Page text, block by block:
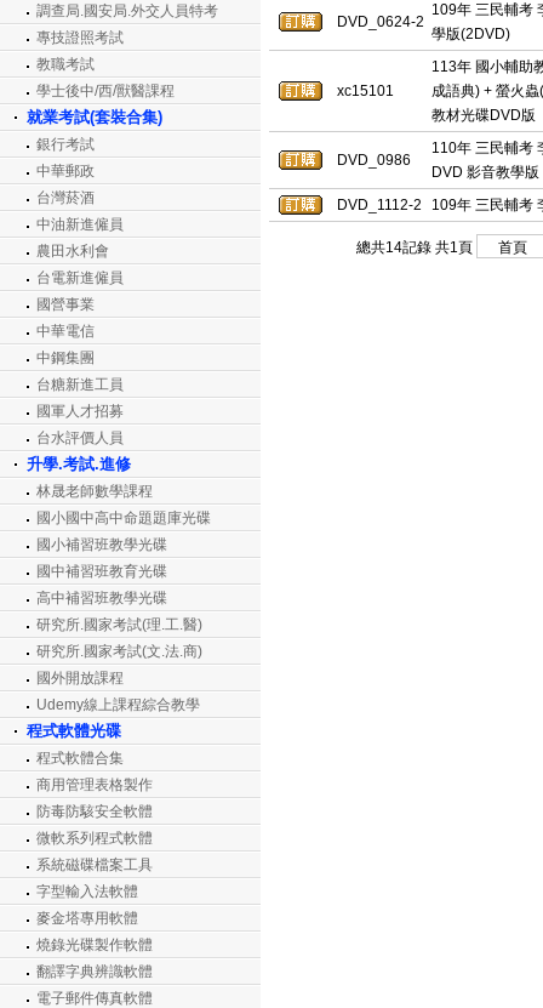
調查局.國安局.外交人員特考
專技證照考試
教職考試
學士後中/西/獸醫課程
就業考試(套裝合集)
銀行考試
中華郵政
台灣菸酒
中油新進僱員
農田水利會
台電新進僱員
國營事業
中華電信
中鋼集團
台糖新進工員
國軍人才招募
台水評價人員
升學.考試.進修
林晟老師數學課程
國小國中高中命題題庫光碟
國小補習班教學光碟
國中補習班教育光碟
高中補習班教學光碟
研究所.國家考試(理.工.醫)
研究所.國家考試(文.法.商)
國外開放課程
Udemy線上課程綜合教學
程式軟體光碟
程式軟體合集
商用管理表格製作
防毒防駭安全軟體
微軟系列程式軟體
系統磁碟檔案工具
字型輸入法軟體
麥金塔專用軟體
燒錄光碟製作軟體
翻譯字典辨識軟體
電子郵件傳真軟體
DVD_0624-2
109年 三民輔考
學版(2DVD)
xc15101
113年 國小輔助
成語典) + 螢火
教材光碟DVD版
DVD_0986
110年 三民輔考
DVD 影音教學版
DVD_1112-2
109年 三民輔考
總共14記錄 共1頁